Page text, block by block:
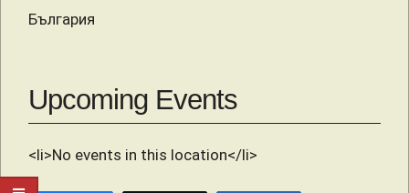
България
Upcoming Events
<li>No events in this location</li>